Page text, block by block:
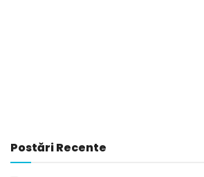
Postări Recente